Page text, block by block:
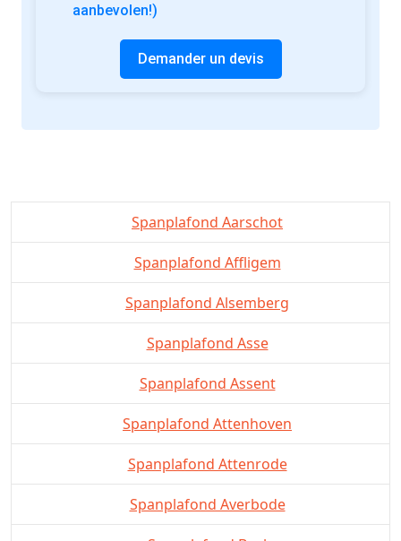
aanbevolen!)
Demander un devis
Spanplafond Aarschot
Spanplafond Affligem
Spanplafond Alsemberg
Spanplafond Asse
Spanplafond Assent
Spanplafond Attenhoven
Spanplafond Attenrode
Spanplafond Averbode